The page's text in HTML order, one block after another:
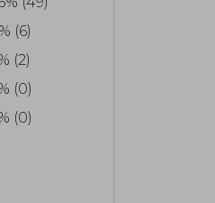
(6)
(2)
(0)
(0)